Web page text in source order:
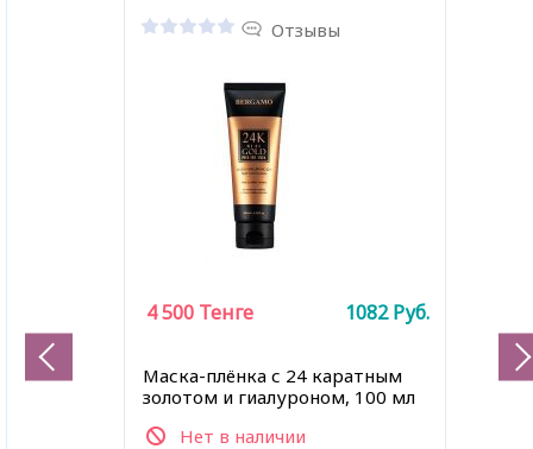
Отзывы
Маска-плёнка с 24 каратным
золотом и гиалуроном, 100 мл
Нет в наличии
4 500 Тенге 1082Руб.